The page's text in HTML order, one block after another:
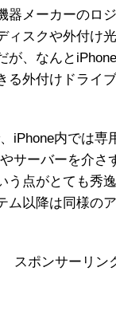
器メーカーのロ
ィスクや外付け
が、なんと
る外付けドライ
iPhone内では専
サーバーを介さ
う点がとても秀
ム以降は同様の
スポンサーリン